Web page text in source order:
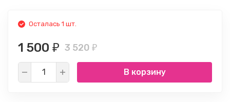
Осталась 1 шт.
1 500 ₽ 3 520 ₽
В корзину